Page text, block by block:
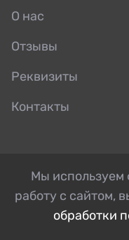
О нас
Отзывы
Реквизиты
Контакты
Мы
работу с сайтом,
обработки